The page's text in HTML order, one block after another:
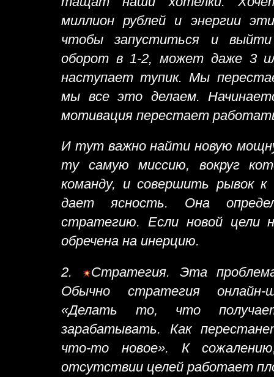
миллион рублей и энергии
чтобы запуститься и
оборот в 1-2, может даже 3
наступает тупик. Мы
мы все это делаем.
мотивация перестает
И тут важно найти новую
ту самую миссию, вокруг
команду, и совершить рывок
дает ясность. Она
стратегию. Если новой цели
обречена на инерцию.
2.
Стратегия. Эта
Обычно стратегия
«Делать то, что
зарабатывать. Как
что-то новое». К
отсутствии целей работает